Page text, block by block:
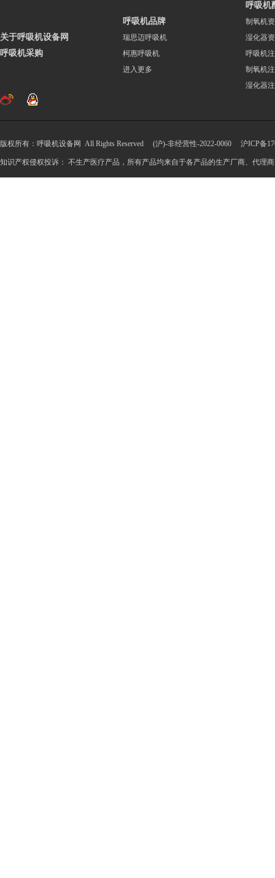
关于呼吸机设备网
呼吸机采购
呼吸机品牌
瑞思迈呼吸机
柯惠呼吸机
进入更多
呼吸机
制氧机
湿化器
呼吸机
制氧机
湿化器
版权所有：呼吸机设备网 All Rights Reserved (沪)-非经营性-2022-0060 沪ICP备
知识产权侵权投诉： 不生产医疗产品，所有产品均来自于各产品的生产厂商、代理